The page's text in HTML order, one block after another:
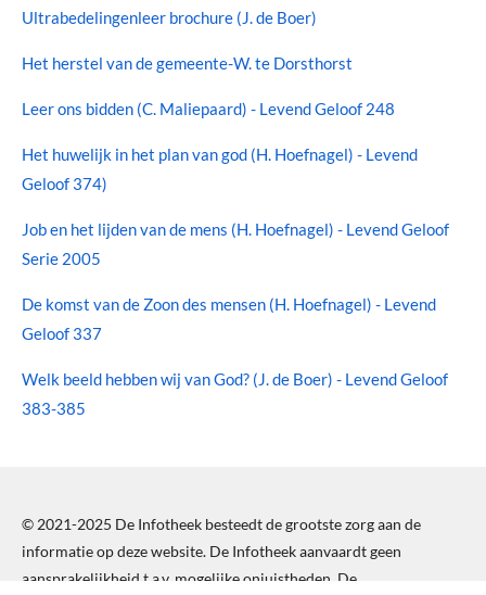
Ultrabedelingenleer brochure (J. de Boer)
Het herstel van de gemeente-W. te Dorsthorst
Leer ons bidden (C. Maliepaard) - Levend Geloof 248
Het huwelijk in het plan van god (H. Hoefnagel) - Levend
Geloof 374)
Job en het lijden van de mens (H. Hoefnagel) - Levend Geloof
Serie 2005
De komst van de Zoon des mensen (H. Hoefnagel) - Levend
Geloof 337
Welk beeld hebben wij van God? (J. de Boer) - Levend Geloof
383-385
© 2021-2025 De Infotheek besteedt de grootste zorg aan de
informatie op deze website. De Infotheek aanvaardt geen
aansprakelijkheid t.a.v. mogelijke onjuistheden. De